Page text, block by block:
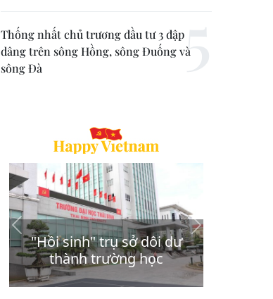
Thống nhất chủ trương đầu tư 3 đập
dâng trên sông Hồng, sông Đuống và
sông Đà